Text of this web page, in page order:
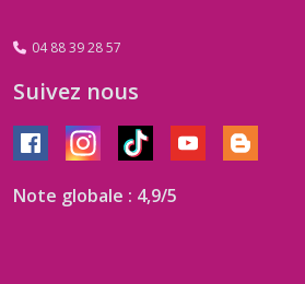
04 88 39 28 57
Suivez nous
Note globale : 4,9/5